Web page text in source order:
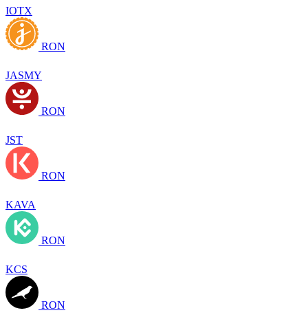
IOTX
RON
JASMY
RON
JST
RON
KAVA
RON
KCS
RON